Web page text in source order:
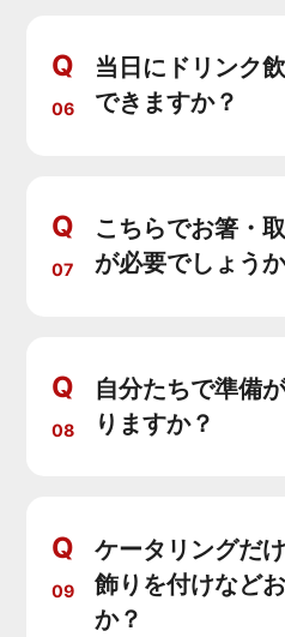
Q
06
当日にドリンク
できますか？
Q
07
こちらでお箸・
が必要でしょう
Q
08
自分たちで準備
りますか？
Q
09
ケータリングだ
飾りを付けなど
か？